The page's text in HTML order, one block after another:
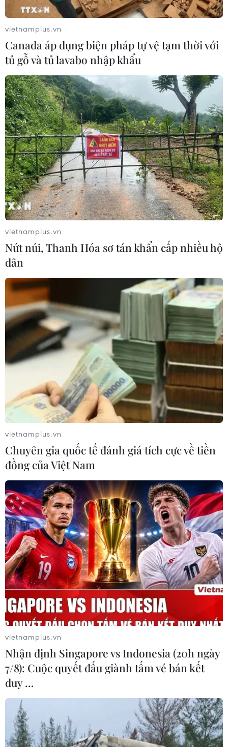
Biểu tình "Áo vàng" bắt đầu xuất hiện tại
Bồ Đào Nha
21/12/2018 14:48
Phong trào biểu tình "Áo vàng" đang bắt đầu có dấu
hiệu nhen nhóm tại Bồ Đào Nha, nhằm phản đối nạn
tham nhũng và mức thuế cao hiện nay tại quốc gia này.
Cảnh sát Pháp bắt giữ gần 80 người biểu
tình 'Áo vàng' tại Paris
22/12/2018 23:13
Bộ Nội vụ Pháp cho hay trong ngày 22/12, có khoảng
23.800 người đã tham gia biểu tình trên khắp nước
Pháp, cảnh sát đã bắt giữ gần 80 người biểu tình "Áo
vàng" tại Paris.
Phe "Áo vàng" tiến hành cuộc biểu tình thứ
sáu trên toàn nước Pháp
23/12/2018 05:12
Tình trạng đụng độ giữa người biểu tình với lực lượng
an ninh vẫn diễn ra tại một số nơi dù Chính phủ Pháp
vietnamplus.vn
Canada áp dụng biện pháp tự vệ tạm thời với
tủ gỗ và tủ lavabo nhập khẩu
vietnamplus.vn
Nứt núi, Thanh Hóa sơ tán khẩn cấp nhiều hộ
dân
vietnamplus.vn
Chuyên gia quốc tế đánh giá tích cực về tiền
đồng của Việt Nam
vietnamplus.vn
Nhận định Singapore vs Indonesia (20h ngày
7/8): Cuộc quyết đấu giành tấm vé bán kết
duy …